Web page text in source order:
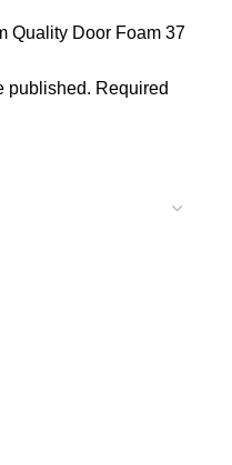
Quality Door Foam 37
published. Required